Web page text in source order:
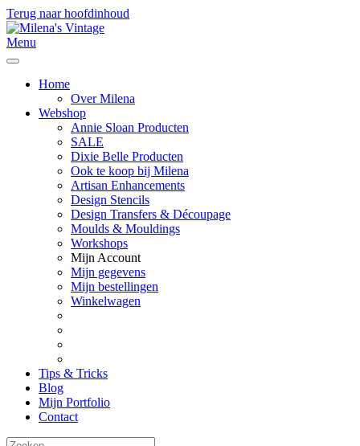
Terug naar hoofdinhoud
Menu
Home
Over Milena
Webshop
Annie Sloan Producten
SALE
Dixie Belle Producten
Ook te koop bij Milena
Artisan Enhancements
Design Stencils
Design Transfers & Découpage
Moulds & Mouldings
Workshops
Mijn Account
Mijn gegevens
Mijn bestellingen
Winkelwagen
Tips & Tricks
Blog
Mijn Portfolio
Contact